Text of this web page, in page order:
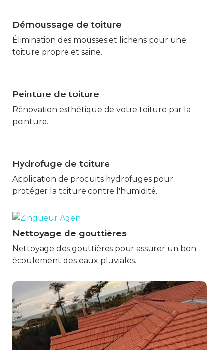
Démoussage de toiture
Élimination des mousses et lichens pour une
toiture propre et saine.
Peinture de toiture
Rénovation esthétique de votre toiture par la
peinture.
Hydrofuge de toiture
Application de produits hydrofuges pour
protéger la toiture contre l'humidité.
Nettoyage de gouttières
Nettoyage des gouttières pour assurer un bon
écoulement des eaux pluviales.